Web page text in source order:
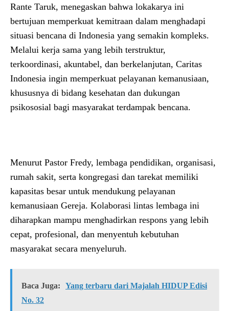
Rante Taruk, menegaskan bahwa lokakarya ini
bertujuan memperkuat kemitraan dalam menghadapi
situasi bencana di Indonesia yang semakin kompleks.
Melalui kerja sama yang lebih terstruktur,
terkoordinasi, akuntabel, dan berkelanjutan, Caritas
Indonesia ingin memperkuat pelayanan kemanusiaan,
khususnya di bidang kesehatan dan dukungan
psikososial bagi masyarakat terdampak bencana.
Menurut Pastor Fredy, lembaga pendidikan, organisasi,
rumah sakit, serta kongregasi dan tarekat memiliki
kapasitas besar untuk mendukung pelayanan
kemanusiaan Gereja. Kolaborasi lintas lembaga ini
diharapkan mampu menghadirkan respons yang lebih
cepat, profesional, dan menyentuh kebutuhan
masyarakat secara menyeluruh.
Baca Juga:
Yang terbaru dari Majalah HIDUP Edisi
No. 32